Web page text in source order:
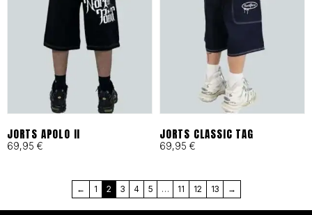
Cortes Funcionales:
Ergonomía pensada para
skaters, artistas y mentes
activas que exigen libertad
total.
MÁS QUE UNA MARCA, UN
JORTS APOLO II
69,95 €
JORTS CLASSIC TAG
69,95 €
← 1 2 3 4 5 … 11 12 13 →